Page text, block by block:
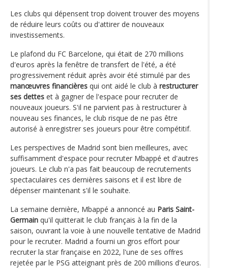
Les clubs qui dépensent trop doivent trouver des moyens
de réduire leurs coûts ou d'attirer de nouveaux
investissements.
Le plafond du FC Barcelone, qui était de 270 millions
d'euros après la fenêtre de transfert de l'été, a été
progressivement réduit après avoir été stimulé par des
manœuvres financières qui ont aidé le club à restructurer
ses dettes et à gagner de l'espace pour recruter de
nouveaux joueurs. S'il ne parvient pas à restructurer à
nouveau ses finances, le club risque de ne pas être
autorisé à enregistrer ses joueurs pour être compétitif.
Les perspectives de Madrid sont bien meilleures, avec
suffisamment d'espace pour recruter Mbappé et d'autres
joueurs. Le club n'a pas fait beaucoup de recrutements
spectaculaires ces dernières saisons et il est libre de
dépenser maintenant s'il le souhaite.
La semaine dernière, Mbappé a annoncé au Paris Saint-
Germain qu'il quitterait le club français à la fin de la
saison, ouvrant la voie à une nouvelle tentative de Madrid
pour le recruter. Madrid a fourni un gros effort pour
recruter la star française en 2022, l'une de ses offres
rejetée par le PSG atteignant près de 200 millions d'euros.